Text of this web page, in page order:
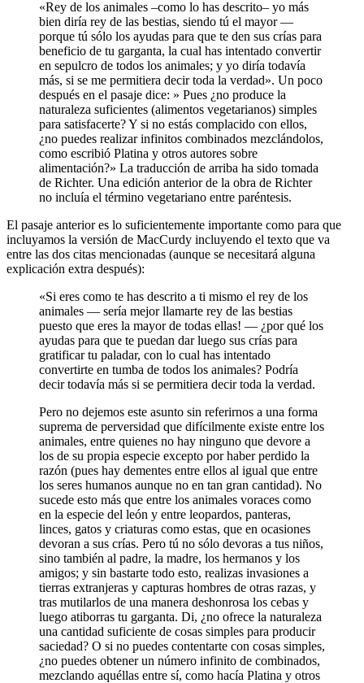
«Rey de los animales –como lo has descrito– yo más
bien diría rey de las bestias, siendo tú el mayor —
porque tú sólo los ayudas para que te den sus crías para
beneficio de tu garganta, la cual has intentado convertir
en sepulcro de todos los animales; y yo diría todavía
más, si se me permitiera decir toda la verdad». Un poco
después en el pasaje dice: » Pues ¿no produce la
naturaleza suficientes (alimentos vegetarianos) simples
para satisfacerte? Y si no estás complacido con ellos,
¿no puedes realizar infinitos combinados mezclándolos,
como escribió Platina y otros autores sobre
alimentación?» La traducción de arriba ha sido tomada
de Richter. Una edición anterior de la obra de Richter
no incluía el término vegetariano entre paréntesis.
El pasaje anterior es lo suficientemente importante como para que
incluyamos la versión de MacCurdy incluyendo el texto que va
entre las dos citas mencionadas (aunque se necesitará alguna
explicación extra después):
«Si eres como te has descrito a ti mismo el rey de los
animales — sería mejor llamarte rey de las bestias
puesto que eres la mayor de todas ellas! — ¿por qué los
ayudas para que te puedan dar luego sus crías para
gratificar tu paladar, con lo cual has intentado
convertirte en tumba de todos los animales? Podría
decir todavía más si se permitiera decir toda la verdad.
Pero no dejemos este asunto sin referirnos a una forma
suprema de perversidad que difícilmente existe entre los
animales, entre quienes no hay ninguno que devore a
los de su propia especie excepto por haber perdido la
razón (pues hay dementes entre ellos al igual que entre
los seres humanos aunque no en tan gran cantidad). No
sucede esto más que entre los animales voraces como
en la especie del león y entre leopardos, panteras,
linces, gatos y criaturas como estas, que en ocasiones
devoran a sus crías. Pero tú no sólo devoras a tus niños,
sino también al padre, la madre, los hermanos y los
amigos; y sin bastarte todo esto, realizas invasiones a
tierras extranjeras y capturas hombres de otras razas, y
tras mutilarlos de una manera deshonrosa los cebas y
luego atiborras tu garganta. Di, ¿no ofrece la naturaleza
una cantidad suficiente de cosas simples para producir
saciedad? O si no puedes contentarte con cosas simples,
¿no puedes obtener un número infinito de combinados,
mezclando aquéllas entre sí, como hacía Platina y otros